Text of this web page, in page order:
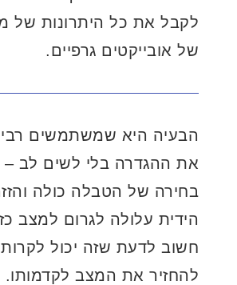
לקבל את כל היתרונות של
של אובייקטים גרפיים.
הבעיה היא שמשתמשים
את ההגדרה בלי לשים לב –
בחירה של הטבלה כולה
הידית עלולה לגרום למצב
חשוב לדעת שזה יכול
להחזיר את המצב לקדמותו.